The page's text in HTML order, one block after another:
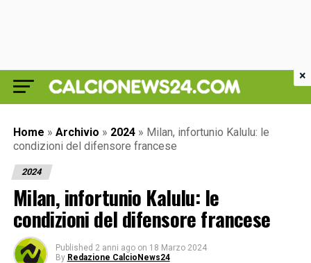
Home » Archivio » 2024 » Milan, infortunio Kalulu: le
condizioni del difensore francese
2024
Milan, infortunio Kalulu: le
condizioni del difensore francese
Published 2 anni ago on 18 Marzo 2024
By Redazione CalcioNews24
×